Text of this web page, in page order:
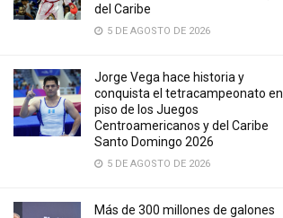
del Caribe
5 DE AGOSTO DE 2026
Jorge Vega hace historia y
conquista el tetracampeonato en
piso de los Juegos
Centroamericanos y del Caribe
Santo Domingo 2026
5 DE AGOSTO DE 2026
Más de 300 millones de galones